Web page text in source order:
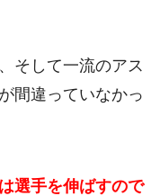
そして一流のアス
間違っていなかっ
選手を伸ばすので